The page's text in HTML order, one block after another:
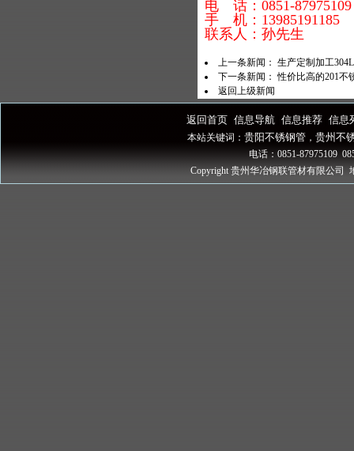
电 话：0851-87975109
手 机：13985191185
联系人：孙先生
上一条新闻： 生产定制加工
下一条新闻：性价比高的201不
返回上级新闻
返回首页 信息导航 信息推荐 信息
本站关键词： 贵阳不锈钢管， 贵州不
电话：0851-87975109
Copyright 贵州华冶钢联管材有限公司